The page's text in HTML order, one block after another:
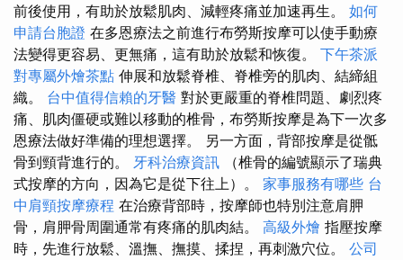
前後使用，有助於放鬆肌肉、減輕疼痛並加速再生。 如何
申請台胞證 在多恩療法之前進行布勞斯按摩可以使手動療
法變得更容易、更無痛，這有助於放鬆和恢復。 下午茶派
對專屬外燴茶點 伸展和放鬆脊椎、脊椎旁的肌肉、結締組
織。 台中值得信賴的牙醫 對於更嚴重的脊椎問題、劇烈疼
痛、肌肉僵硬或難以移動的椎骨，布勞斯按摩是為下一次多
恩療法做好準備的理想選擇。 另一方面，背部按摩是從骶
骨到頸背進行的。 牙科治療資訊 （椎骨的編號顯示了瑞典
式按摩的方向，因為它是從下往上）。 家事服務有哪些 台
中肩頸按摩療程 在治療背部時，按摩師也特別注意肩胛
骨，肩胛骨周圍通常有疼痛的肌肉結。 高級外燴 指壓按摩
時，先進行放鬆、溫撫、撫摸、揉捏，再刺激穴位。 公司